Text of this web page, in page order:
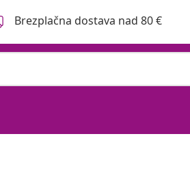
Brezplačna dostava nad 80 €